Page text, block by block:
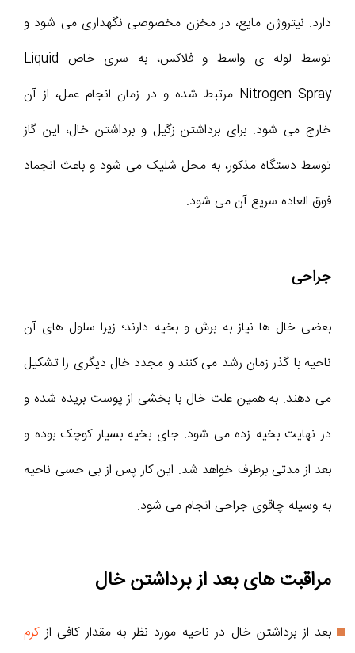
دارد. نیتروژن مایع، در مخزن مخصوصی نگهداری می شود و
توسط لوله ی واسط و فلاکس، به سری خاص Liquid
Nitrogen Spray مرتبط شده و در زمان انجام عمل، از آن
خارج می شود. برای برداشتن زگیل و برداشتن خال، این گاز
توسط دستگاه مذکور، به محل شلیک می شود و باعث انجماد
فوق العاده سریع آن می شود.
جراحی
بعضی خال ها نیاز به برش و بخیه دارند؛ زیرا سلول های آن
ناحیه با گذر زمان رشد می کنند و مجدد خال دیگری را تشکیل
می دهند. به همین علت خال با بخشی از پوست بریده شده و
در نهایت بخیه زده می شود. جای بخیه بسیار کوچک بوده و
بعد از مدتی برطرف خواهد شد. این کار پس از بی حسی ناحیه
به وسیله چاقوی جراحی انجام می شود.
مراقبت های بعد از برداشتن خال
بعد از برداشتن خال در ناحیه مورد نظر به مقدار کافی ازکرم